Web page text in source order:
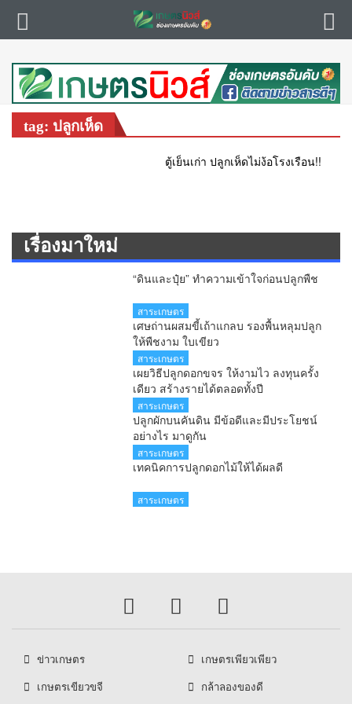
tag: ปลูกเห็ด
ตู้เย็นเก่า ปลูกเห็ดไม่ง้อโรงเรือน!!
เรื่องมาใหม่
“ดินและปุ๋ย” ทำความเข้าใจก่อนปลูกพืช
สาระเกษตร
เศษถ่านผสมขี้เถ้าแกลบ รองพื้นหลุมปลูก
ให้พืชงาม ใบเขียว
สาระเกษตร
เผยวิธีปลูกดอกขจร ให้งามไว ลงทุนครั้ง
เดียว สร้างรายได้ตลอดทั้งปี
สาระเกษตร
ปลูกผักบนคันดิน มีข้อดีและมีประโยชน์
อย่างไร มาดูกัน
สาระเกษตร
เทคนิคการปลูกดอกไม้ให้ได้ผลดี
สาระเกษตร
ข่าวเกษตร
เกษตรเพียวเพียว
เกษตรเขียวขจี
กล้าลองของดี